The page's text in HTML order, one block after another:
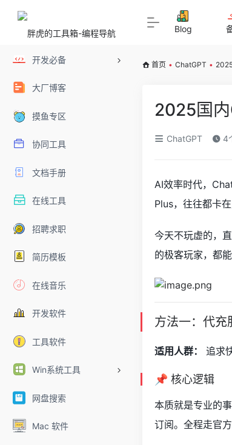
开发必备
大厂博客
摸鱼专区
协同工具
文档手册
在线工具
招聘求职
简历模板
在线音乐
开发软件
工具软件
Win系统工具
网盘搜索
Mac 软件
Blog
首页 • ChatGPT •
2025国
ChatGPT 4
AI效率时代，
Plus，往往都卡在
今天不玩虚的，
的极客玩家，都
方法一：代充
适用人群： 追求
📌 核心逻辑
本质就是专业的
订阅。全程走官